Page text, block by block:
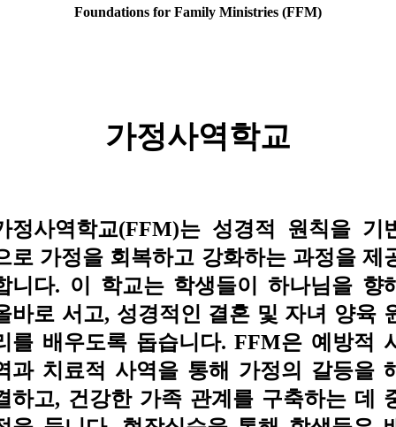
Foundations for Family Ministries (FFM)
가정사역학교
정사역학교(FFM)는 성경적 원칙을 기
로 가정을 회복하고 강화하는 과정을 제
니다. 이 학교는 학생들이 하나님을 향
바로 서고, 성경적인 결혼 및 자녀 양육
를 배우도록 돕습니다. FFM은 예방적
과 치료적 사역을 통해 가정의 갈등을
하고, 건강한 가족 관계를 구축하는 데